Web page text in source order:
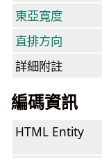
東亞寬度
直排方向
詳細附註
編碼資訊
HTML Entity